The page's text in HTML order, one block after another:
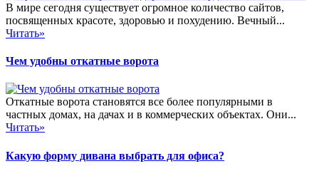
В мире сегодня существует огромное количество сайтов,
посвященных красоте, здоровью и похудению. Вечный...
Читать»
Чем удобны откатные ворота
Откатные ворота становятся все более популярными в
частных домах, на дачах и в коммерческих объектах. Они...
Читать»
Какую форму дивана выбрать для офиса?